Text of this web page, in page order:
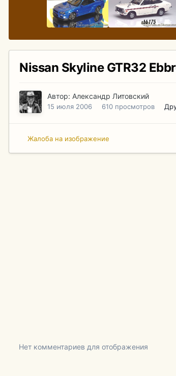
Nissan Skyline GTR32
Автор: Александр Литовский
15 июля 2006 610 просмотров
Жалоба на изображение
Нет комментариев для отображения